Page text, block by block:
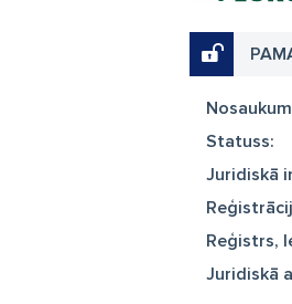
Statuss:
Juridiskā
Reģistrs,
Juridiskā